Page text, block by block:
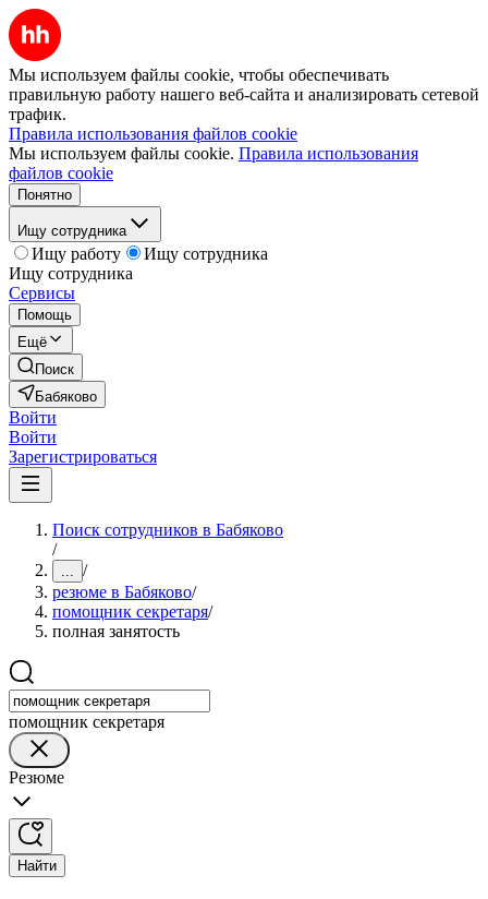
Мы используем файлы cookie, чтобы обеспечивать
правильную работу нашего веб-сайта и анализировать сетевой
трафик.
Правила использования файлов cookie
Мы используем файлы cookie. Правила использования
файлов cookie
Понятно
Ищу сотрудника
Ищу работу
Ищу сотрудника
Ищу сотрудника
Сервисы
Помощь
Ещё
Поиск
Бабяково
Войти
Войти
Зарегистрироваться
Поиск сотрудников в Бабяково
/
... /
резюме в Бабяково/
помощник секретаря/
полная занятость
помощник секретаря
Резюме
Найти